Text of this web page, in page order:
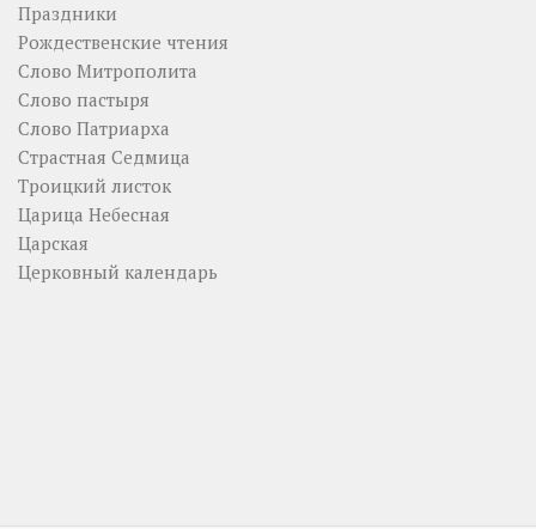
Праздники
Рождественские чтения
Слово Митрополита
Слово пастыря
Слово Патриарха
Страстная Седмица
Троицкий листок
Царица Небесная
Царская
Церковный календарь